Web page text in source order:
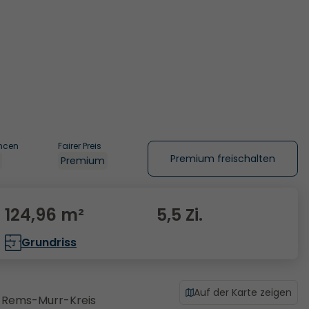
Fairer Preis
Premium Premium freischalten
124,96 m² 5,5 Zi.
Grundriss
Murr-Kreis
Auf der Karte zeigen